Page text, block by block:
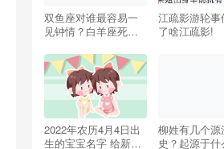
双鱼座对谁最容易一
见钟情？白羊座死心
江疏影游轮事
了啥江疏影!
2022年农历4月4日出
生的宝宝名字 给新生
柳姓有几个源
史？起源于什